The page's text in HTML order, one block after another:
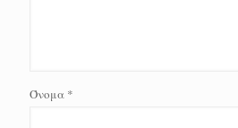
Όνομα *